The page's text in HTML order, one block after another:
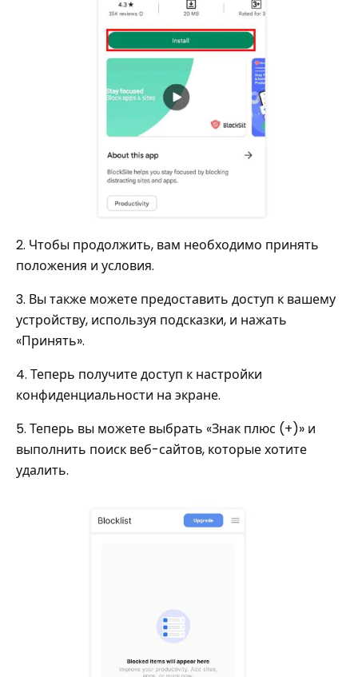
2. Чтобы продолжить, вам необходимо принять
положения и условия.
3. Вы также можете предоставить доступ к вашему
устройству, используя подсказки, и нажать
«Принять».
4. Теперь получите доступ к настройки
конфиденциальности на экране.
5. Теперь вы можете выбрать «Знак плюс (+)» и
выполнить поиск веб-сайтов, которые хотите
удалить.